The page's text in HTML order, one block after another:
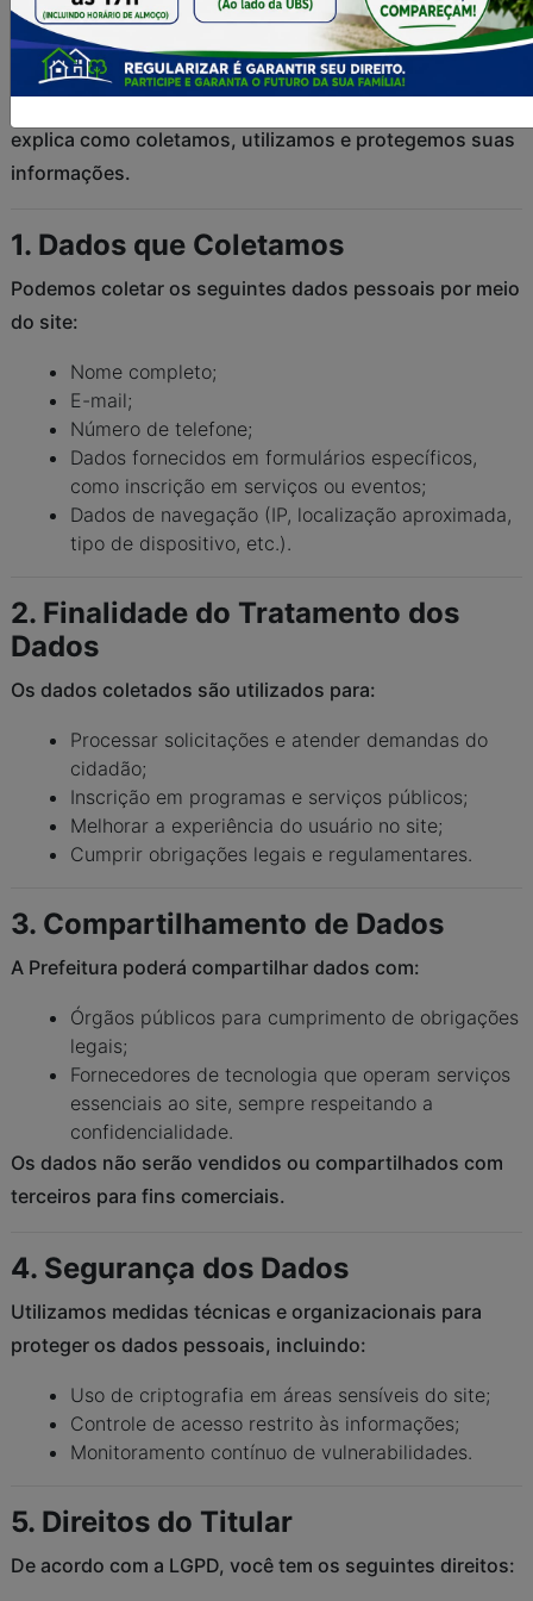
A [Prefeitura de Nome da Cidade] respeita sua
privacidade e está comprometida em proteger os dados
explica como coletamos, utilizamos e protegemos suas
informações.
1. Dados que Coletamos
Podemos coletar os seguintes dados pessoais por meio
do site:
Nome completo;
E-mail;
Número de telefone;
Dados fornecidos em formulários específicos,
como inscrição em serviços ou eventos;
Dados de navegação (IP, localização aproximada,
tipo de dispositivo, etc.).
2. Finalidade do Tratamento dos
Dados
Os dados coletados são utilizados para:
Processar solicitações e atender demandas do
cidadão;
Inscrição em programas e serviços públicos;
Melhorar a experiência do usuário no site;
Cumprir obrigações legais e regulamentares.
3. Compartilhamento de Dados
A Prefeitura poderá compartilhar dados com:
Órgãos públicos para cumprimento de obrigações
legais;
Fornecedores de tecnologia que operam serviços
essenciais ao site, sempre respeitando a
confidencialidade.
Os dados não serão vendidos ou compartilhados com
terceiros para fins comerciais.
4. Segurança dos Dados
Utilizamos medidas técnicas e organizacionais para
proteger os dados pessoais, incluindo:
Uso de criptografia em áreas sensíveis do site;
Controle de acesso restrito às informações;
Monitoramento contínuo de vulnerabilidades.
5. Direitos do Titular
De acordo com a LGPD, você tem os seguintes direitos: